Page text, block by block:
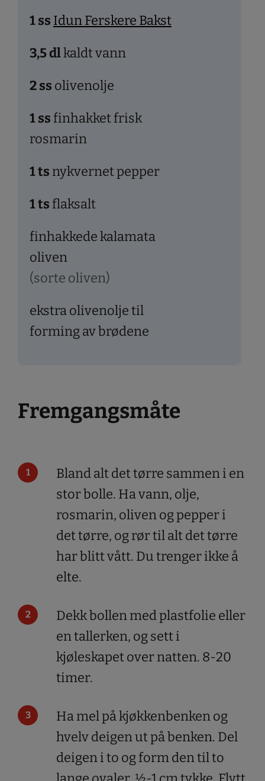
1ss Idun Ferskere Bakst
3,5dlkaldt vann
2ss olivenolje
1ss finhakket frisk
rosmarin
1ts nykvernet pepper
1ts flaksalt
finhakkede kalamata
oliven
(sorte oliven)
ekstra olivenolje til
forming av brødene
Fremgangsmåte
Bland alt det tørre sammen i en
stor bolle. Ha vann, olje,
rosmarin, oliven og pepper i
det tørre, og rør til alt det tørre
har blitt vått. Du trenger ikke å
elte.
Dekk bollen med plastfolie eller
en tallerken, og sett i
kjøleskapet over natten. 8-20
timer.
Ha mel på kjøkkenbenken og
hvelv deigen ut på benken. Del
deigen i to og form den til to